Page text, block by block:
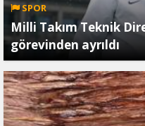
SPOR
Milli Takım Teknik
görevinden ayrıldı